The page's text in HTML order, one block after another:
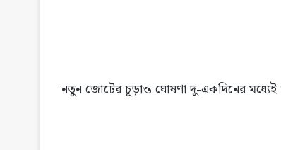
নতুন জোটের চূড়ান্ত ঘোষণা দু-একদিনের